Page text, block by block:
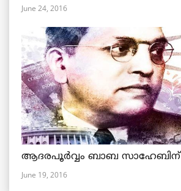
June 24, 2016
ആദരപൂര്‍വ്വം ബാബ സാഹേബിന്
June 19, 2016